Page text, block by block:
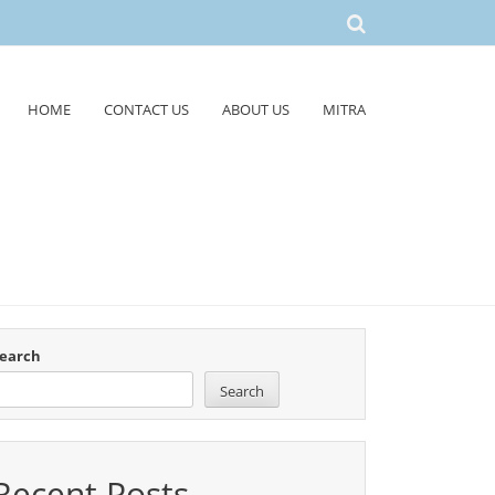
HOME CONTACT US ABOUT US MITRA
Search